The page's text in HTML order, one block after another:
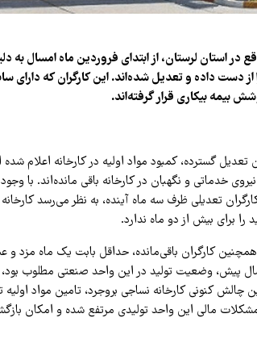
واقع در استان لرستان، از ابتدای فروردین ماه امسال به
بیمه بیکاری قرار گرفته‌اند.
تعدیل گسترده، کمبود مواد اولیه در کارخانه اعلام
خدماتی و نگهبان در کارخانه باقی مانده‌اند. با
تعدیلی ظرف سه ماه آینده، به نظر می‌رسد
را برای بیش از دو ماه ندارد.
کارگران باقی‌مانده، حداقل بابت یک ماه مزد و
پیش، وضعیت تولید در این واحد صنعتی مطلوب
کنونی کارخانه نساجی بروجرد، تامین مواد اولیه
مالی این واحد تولیدی مرتفع شده و امکان